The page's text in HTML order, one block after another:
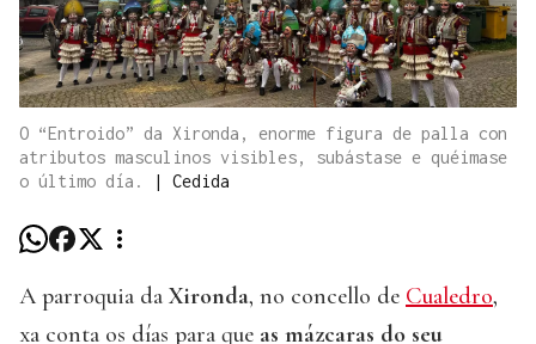
O “Entroido” da Xironda, enorme figura de palla con
atributos masculinos visibles, subástase e quéimase
o último día.
| Cedida
A parroquia da Xironda, no concello de Cualedro,
xa conta os días para que as mázcaras do seu